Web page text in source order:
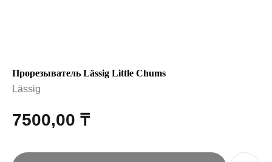
Прорезыватель Lässig Little Chums
Lässig
7500,00 ₸